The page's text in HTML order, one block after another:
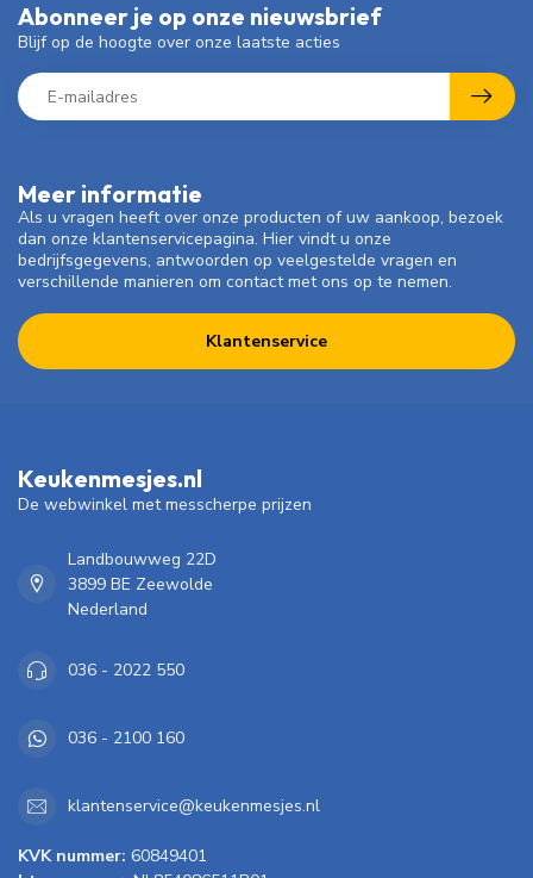
Meer informatie
Als u vragen heeft over onze producten of uw aankoop, bezoek
dan onze klantenservicepagina. Hier vindt u onze
bedrijfsgegevens, antwoorden op veelgestelde vragen en
verschillende manieren om contact met ons op te nemen.
Klantenservice
Abonneer je op onze nieuwsbrief
Blijf op de hoogte over onze laatste acties
Keukenmesjes.nl
De webwinkel met messcherpe prijzen
Landbouwweg 22D
3899 BE Zeewolde
Nederland
036 - 2022 550
036 - 2100 160
klantenservice@keukenmesjes.nl
KVK nummer: 60849401